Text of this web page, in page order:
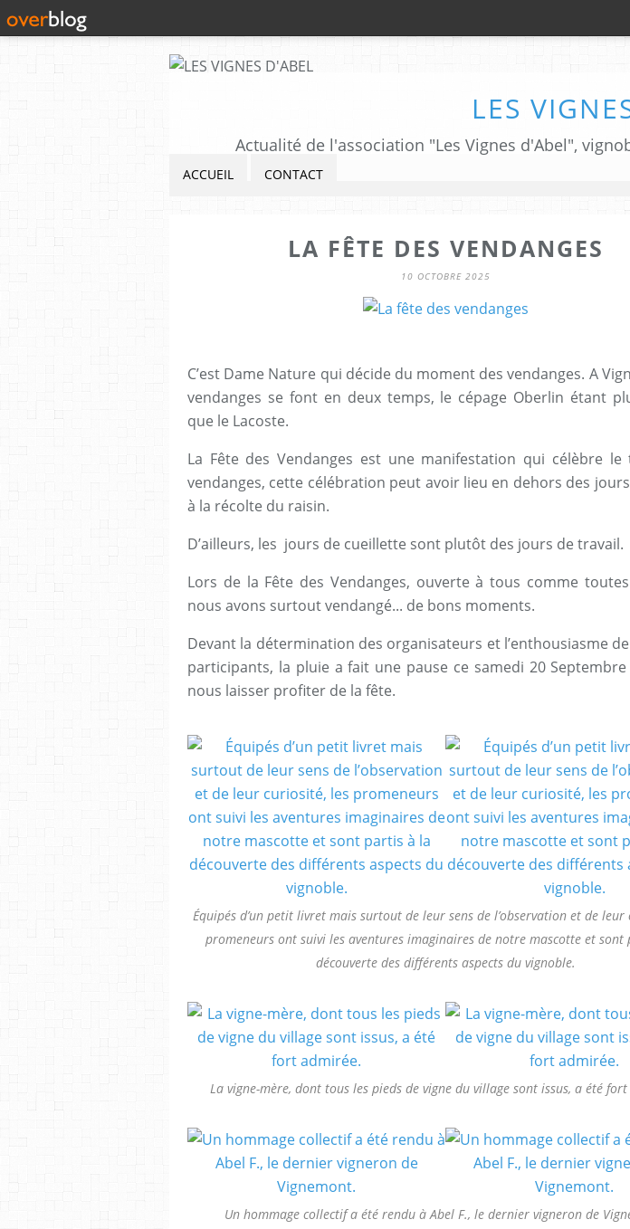
LES
Actualité de l'association "Les Vignes d'Abel",
ACCUEIL CONTACT
LA FÊTE DES VENDANGES
10 OCTOBRE 2025
C’est Dame Nature qui décide du moment des vendanges. A
vendanges se font en deux temps, le cépage Oberlin étant
que le Lacoste.
La Fête des Vendanges est une manifestation qui célèbre le
vendanges, cette célébration peut avoir lieu en dehors des
à la récolte du raisin.
D’ailleurs, les jours de cueillette sont plutôt des jours de travail.
Lors de la Fête des Vendanges, ouverte à tous comme
nous avons surtout vendangé... de bons moments.
Devant la détermination des organisateurs et l’enthousiasme
participants, la pluie a fait une pause ce samedi 20
nous laisser profiter de la fête.
Équipés d’un petit livret mais surtout de leur sens de l’observation et de leur
promeneurs ont suivi les aventures imaginaires de notre mascotte et sont
découverte des différents aspects du vignoble.
La vigne-mère, dont tous les pieds de vigne du village sont issus, a été
Un hommage collectif a été rendu à Abel F., le dernier vigneron de